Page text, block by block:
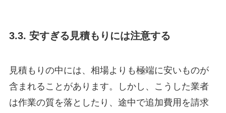
3.3. 安すぎる見積もりには注意する
見積もりの中には、相場よりも極端に安いものが
含まれることがあります。しかし、こうした業者
は作業の質を落としたり、途中で追加費用を請求